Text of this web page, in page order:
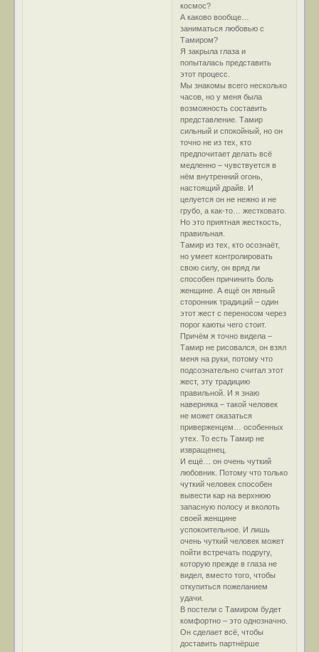
космос?
А каково вообще…
заниматься любовью с
Тамиром?
Я закрыла глаза и
попыталась представить
этот процесс.
Мы знакомы всего несколько
часов, но у меня была
возможность составить
представление. Тамир
сильный и спокойный, но он
точно не из тех, кто
предпочитает делать всё
медленно – чувствуется в
нём внутренний огонь,
настоящий драйв. И
целуется он не нежно и не
грубо, а как-то… жестковато.
Но это приятная жесткость,
правильная.
Тамир из тех, кто осознаёт,
но умеет контролировать
свою силу, он вряд ли
способен причинить боль
женщине. А ещё он явный
сторонник традиций – один
этот жест с переносом через
порог каюты чего стоит.
Причём я точно видела –
Тамир не рисовался, он взял
меня на руки, потому что
подсознательно считал этот
жест, эту традицию
правильной. И я знаю
наверняка – такой человек
не может оказаться
приверженцем… особенных
утех. То есть Тамир не
извращенец.
И ещё… он очень чуткий
любовник. Потому что только
чуткий человек способен
вывести кар на верхнюю
запасную полосу и вколоть
своей женщине
успокоительное. И лишь
очень чуткий человек может
пойти встречать подругу,
которую прежде в глаза не
видел, вместо того, чтобы
откупиться пожеланием
удачи.
В постели с Тамиром будет
комфортно – это однозначно.
Он сделает всё, чтобы
доставить партнёрше